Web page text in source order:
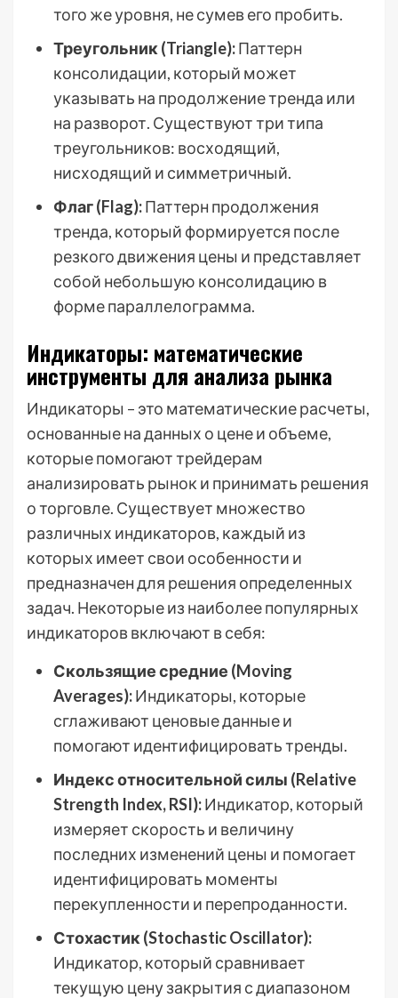
того же уровня, не сумев его пробить.
Треугольник (Triangle):Паттерн
консолидации, который может
указывать на продолжение тренда или
на разворот. Существуют три типа
треугольников: восходящий,
нисходящий и симметричный.
Флаг (Flag):Паттерн продолжения
тренда, который формируется после
резкого движения цены и представляет
собой небольшую консолидацию в
форме параллелограмма.
Индикаторы: математические
инструменты для анализа рынка
Индикаторы – это математические расчеты,
основанные на данных о цене и объеме,
которые помогают трейдерам
анализировать рынок и принимать решения
о торговле. Существует множество
различных индикаторов, каждый из
которых имеет свои особенности и
предназначен для решения определенных
задач. Некоторые из наиболее популярных
индикаторов включают в себя:
Скользящие средние (Moving
Averages):Индикаторы, которые
сглаживают ценовые данные и
помогают идентифицировать тренды.
Индекс относительной силы (Relative
Strength Index, RSI):Индикатор, который
измеряет скорость и величину
последних изменений цены и помогает
идентифицировать моменты
перекупленности и перепроданности.
Стохастик (Stochastic Oscillator):
Индикатор, который сравнивает
текущую цену закрытия с диапазоном